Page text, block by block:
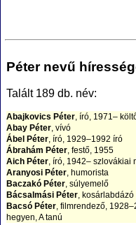
Péter nevű
Talált 189 db. név:
Abajkovics Péter, író, 1971–
Abay Péter, vívó
Ábel Péter, író, 1929–1992 író
Ábrahám Péter, festő, 1955
Aich Péter, író, 1942– szlovákiai
Aranyosi Péter, humorista
Baczakó Péter, súlyemelő
Bácsalmási Péter, kosárlabdázó
Bacsó Péter, filmrendező,
hegyen, A tanú